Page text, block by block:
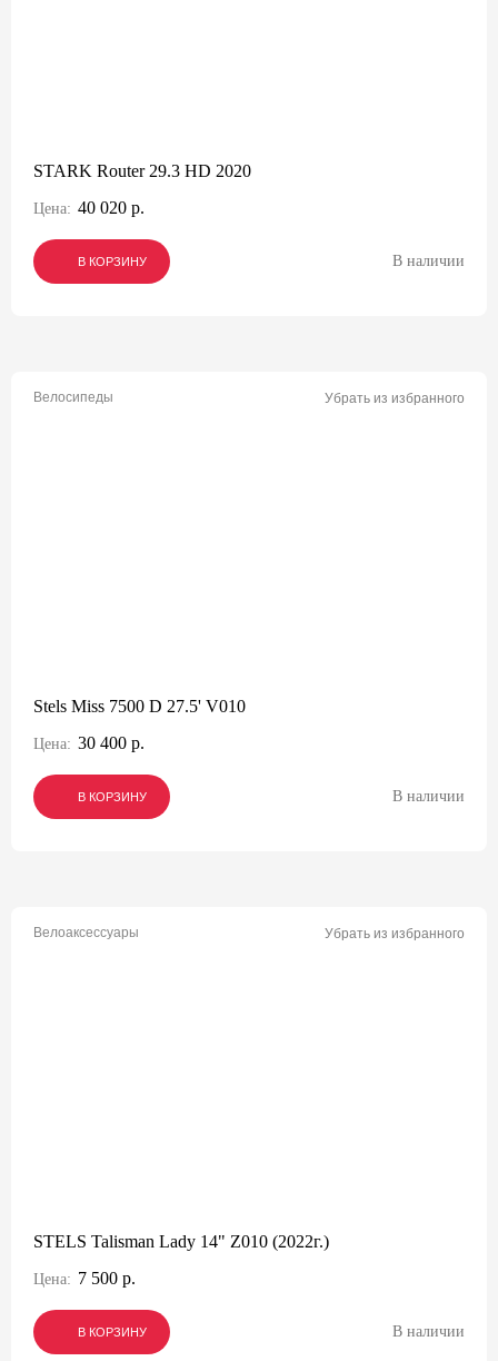
STARK Router 29.3 HD 2020
Цена: 40 020 р.
В КОРЗИНУ
В КОРЗИНУ
В КОРЗИНУ В наличии
Велосипеды Убрать из избранного
Stels Miss 7500 D 27.5' V010
Цена: 30 400 р.
В КОРЗИНУ
В КОРЗИНУ
В КОРЗИНУ В наличии
Велоаксессуары Убрать из избранного
STELS Talisman Lady 14" Z010 (2022г.)
Цена: 7 500 р.
В КОРЗИНУ
В КОРЗИНУ
В КОРЗИНУ В наличии